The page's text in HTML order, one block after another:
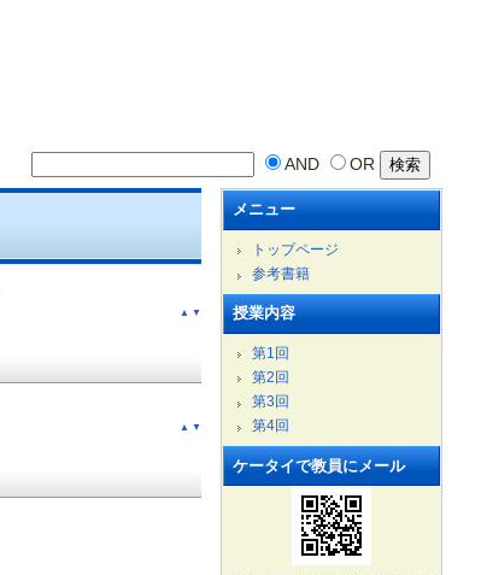
AND OR
▲ ▼
▲ ▼
メニュー
トップページ
参考書籍
授業内容
第1回
第2回
第3回
第4回
ケータイで教員にメール